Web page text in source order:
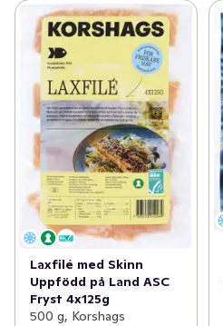
Laxfilé med Skinn
Uppfödd på Land ASC
Fryst 4x125g
500 g, Korshags